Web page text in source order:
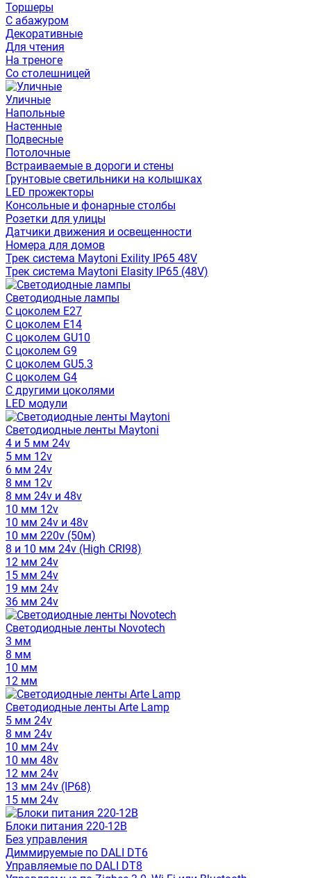
Торшеры
С абажуром
Декоративные
Для чтения
На треноге
Со столешницей
Уличные
Напольные
Настенные
Подвесные
Потолочные
Встраиваемые в дороги и стены
Грунтовые светильники на колышках
LED прожекторы
Консольные и фонарные столбы
Розетки для улицы
Датчики движения и освещенности
Номера для домов
Трек система Maytoni Exility IP65 48V
Трек система Maytoni Elasity IP65 (48V)
Светодиодные лампы
С цоколем E27
С цоколем E14
С цоколем GU10
С цоколем G9
С цоколем GU5.3
С цоколем G4
С другими цоколями
LED модули
Светодиодные ленты Maytoni
4 и 5 мм 24v
5 мм 12v
6 мм 24v
8 мм 12v
8 мм 24v и 48v
10 мм 12v
10 мм 24v и 48v
10 мм 220v (50м)
8 и 10 мм 24v (High CRI98)
12 мм 24v
15 мм 24v
19 мм 24v
36 мм 24v
Светодиодные ленты Novotech
3 мм
8 мм
10 мм
12 мм
Светодиодные ленты Arte Lamp
5 мм 24v
8 мм 24v
10 мм 24v
10 мм 48v
12 мм 24v
13 мм 24v (IP68)
15 мм 24v
Блоки питания 220-12В
Без управления
Диммируемые по DALI DT6
Управляемые по DALI DT8